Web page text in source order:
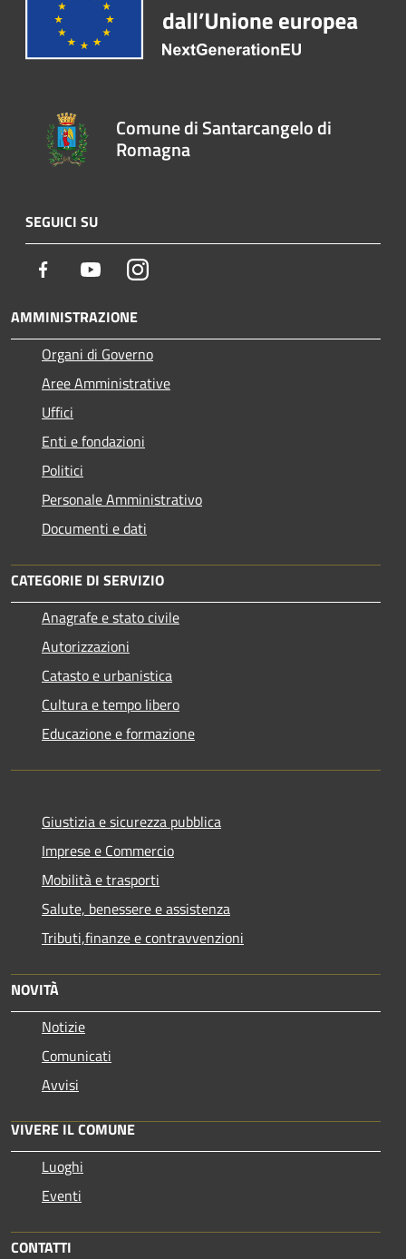
Comune di Santarcangelo di
Romagna
SEGUICI SU
Facebook YoutubeInstagram
AMMINISTRAZIONE
Organi di Governo
Aree Amministrative
Uffici
Enti e fondazioni
Politici
Personale Amministrativo
Documenti e dati
CATEGORIE DI SERVIZIO
Anagrafe e stato civile
Autorizzazioni
Catasto e urbanistica
Cultura e tempo libero
Educazione e formazione
Giustizia e sicurezza pubblica
Imprese e Commercio
Mobilità e trasporti
Salute, benessere e assistenza
Tributi,finanze e contravvenzioni
NOVITÀ
Notizie
Comunicati
Avvisi
VIVERE IL COMUNE
Luoghi
Eventi
CONTATTI